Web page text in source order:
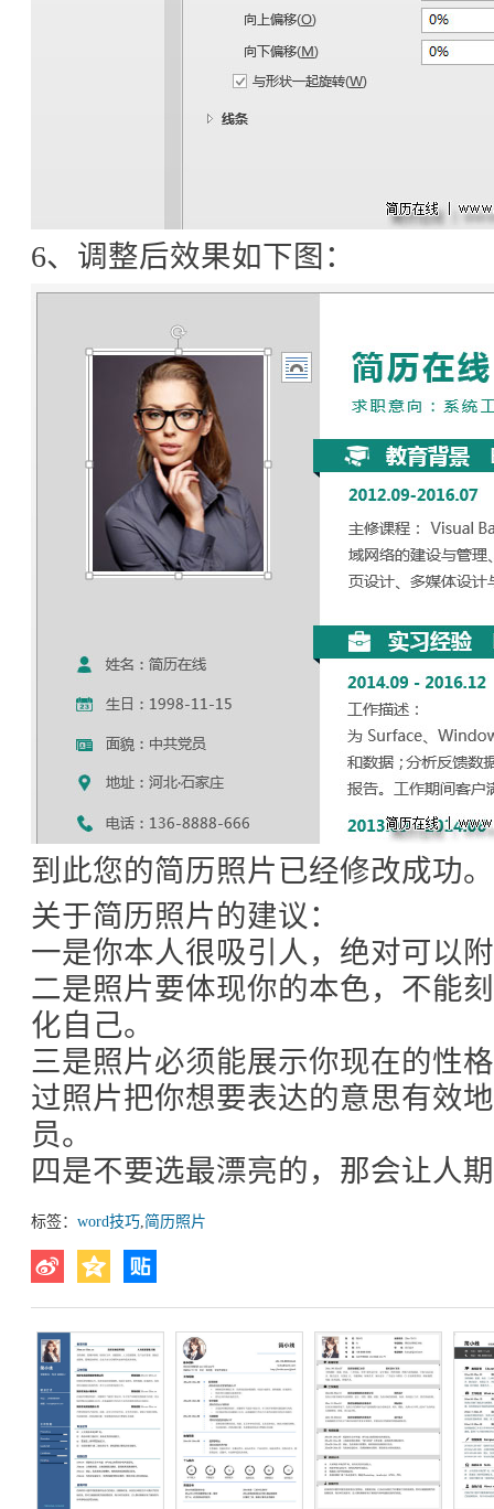
6、调整后效果如下图：
到此您的简历照片已经修改成功。
关于简历照片的建议：
一是你本人很吸引人，绝对可以
二是照片要体现你的本色，不能
化自己。
三是照片必须能展示你现在的性
过照片把你想要表达的意思有效
员。
四是不要选最漂亮的，那会让人
标签： word技巧,简历照片